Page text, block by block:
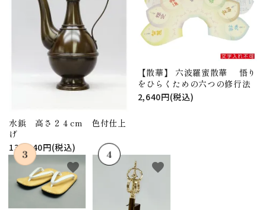
水鋲 高さ２４cm 色付仕上
げ
130,240円(税込)
【散華】 六波羅蜜散華 悟り
をひらくための六つの修行法
2,640円(税込)
favorite favorite